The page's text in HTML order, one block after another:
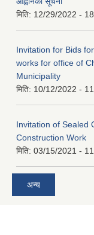
मिति: 12/29/2022 -
Invitation for Bids
works for office of
Municipality
मिति: 10/12/2022 -
Invitation of Sealed
Construction Work
मिति: 03/15/2021 -
अन्य